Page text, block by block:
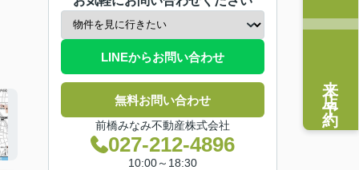
LINEからお問い合わせ
無料お問い合わせ
前橋みなみ不動産株式会社
027-212-4896
10:00～18:30
来店予約